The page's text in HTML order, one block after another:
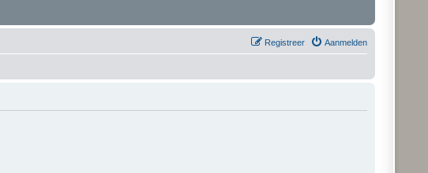
Aanmelden
Registreer